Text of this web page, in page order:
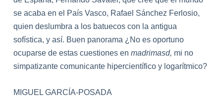
se acaba en el País Vasco, Rafael Sánchez Ferlosio,
quien deslumbra a los batuecos con la antigua
sofística, y así. Buen panorama ¿No es oportuno
ocuparse de estas cuestiones en madrimasd, mi no
simpatizante comunicante hipercientífico y logarítmico?
MIGUEL GARCÍA-POSADA